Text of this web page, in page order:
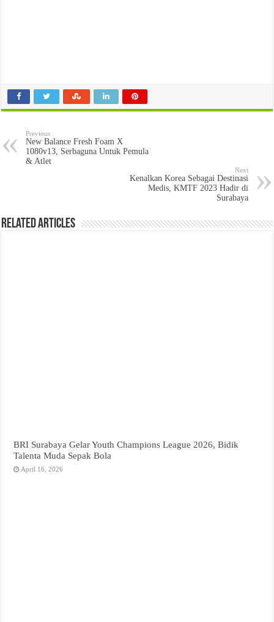
Previous
New Balance Fresh Foam X
1080v13, Serbaguna Untuk Pemula
& Atlet
Next
Kenalkan Korea Sebagai Destinasi
Medis, KMTF 2023 Hadir di
Surabaya
Related Articles
BRI Surabaya Gelar Youth Champions League 2026, Bidik
Talenta Muda Sepak Bola
April 16, 2026